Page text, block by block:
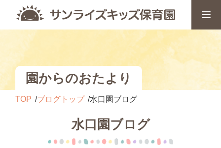
園からのおたより
TOP ブログトップ 水口園ブログ
水口園ブログ